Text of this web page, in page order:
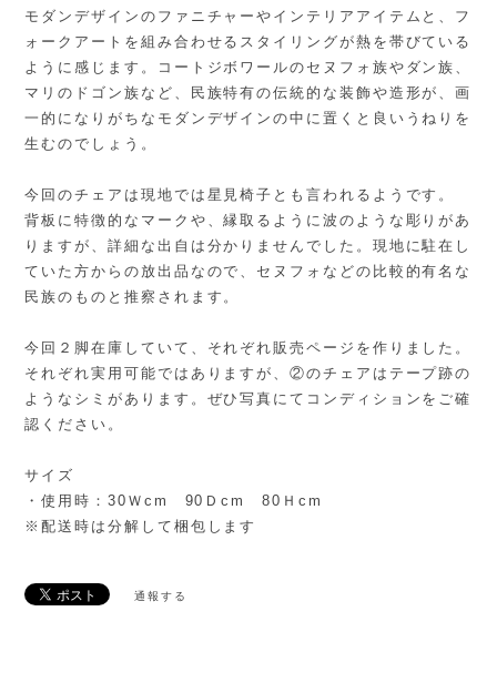
モダンデザインのファニチャーやインテリアアイテムと、フ
ォークアートを組み合わせるスタイリングが熱を帯びている
ように感じます。コートジボワールのセヌフォ族やダン族、
マリのドゴン族など、民族特有の伝統的な装飾や造形が、画
一的になりがちなモダンデザインの中に置くと良いうねりを
生むのでしょう。
今回のチェアは現地では星見椅子とも言われるようです。
背板に特徴的なマークや、縁取るように波のような彫りがあ
りますが、詳細な出自は分かりませんでした。現地に駐在し
ていた方からの放出品なので、セヌフォなどの比較的有名な
民族のものと推察されます。
今回２脚在庫していて、それぞれ販売ページを作りました。
それぞれ実用可能ではありますが、②のチェアはテープ跡の
ようなシミがあります。ぜひ写真にてコンディションをご確
認ください。
サイズ
・使用時：30Ｗcm 90Ｄcm 80Ｈcm
※配送時は分解して梱包します
通報する